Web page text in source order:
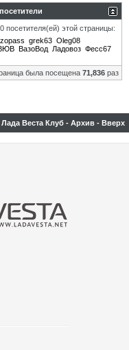
посетителя(ей) этой страницы:
grek63 Oleg08
ВазоВод Ладовоз Фесс67
была посещена 71,836 раз
Лада Веста Клуб - Архив - Вверх